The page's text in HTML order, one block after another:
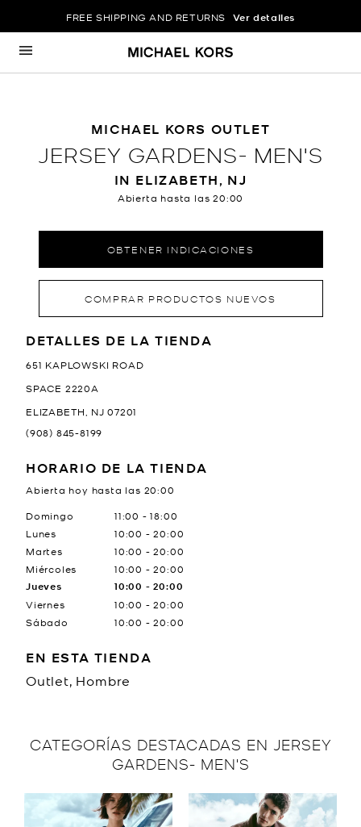
Ir al contenido
FREE SHIPPING AND RETURNS Ver detalles
Volver a navegación
MICHAEL KORS OUTLET
JERSEY GARDENS- MEN'S
IN ELIZABETH, NJ
Abierta hasta las20:00
OBTENER INDICACIONES
COMPRAR PRODUCTOS NUEVOS
LOCATION INFORMATION
DETALLES DE LA TIENDA
651 KAPLOWSKI ROAD
SPACE 2220A
ELIZABETH
NJ 07201
(908) 845-8199
HORARIO DE LA TIENDA
Abierta hoy hasta las 20:00
Día de la semanaHorario
Lunes
10:00 -20:00
Martes
10:00 -20:00
Miércoles
10:00 -20:00
Jueves 10:00 -20:00
Viernes 10:00 -20:00
Sábado
10:00 -20:00
Domingo 11:00 -18:00
EN ESTA TIENDA
Outlet, Hombre
CATEGORÍAS DESTACADAS EN JERSEY
GARDENS- MEN'S